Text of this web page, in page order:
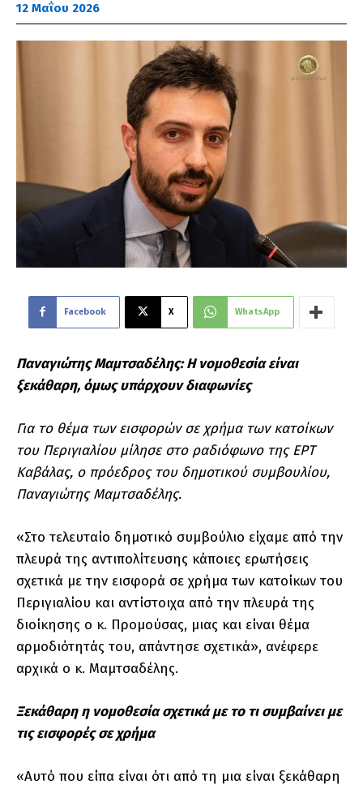
12 Μαΐου 2026
Facebook X WhatsApp
Παναγιώτης Μαμτσαδέλης: Η νομοθεσία είναι
ξεκάθαρη, όμως υπάρχουν διαφωνίες
Για το θέμα των εισφορών σε χρήμα των κατοίκων
του Περιγιαλίου μίλησε στο ραδιόφωνο της ΕΡΤ
Καβάλας, ο πρόεδρος του δημοτικού συμβουλίου,
Παναγιώτης Μαμτσαδέλης.
«Στο τελευταίο δημοτικό συμβούλιο είχαμε από την
πλευρά της αντιπολίτευσης κάποιες ερωτήσεις
σχετικά με την εισφορά σε χρήμα των κατοίκων του
Περιγιαλίου και αντίστοιχα από την πλευρά της
διοίκησης ο κ. Προμούσας, μιας και είναι θέμα
αρμοδιότητάς του, απάντησε σχετικά», ανέφερε
αρχικά ο κ. Μαμτσαδέλης.
Ξεκάθαρη η νομοθεσία σχετικά με το τι συμβαίνει με
τις εισφορές σε χρήμα
«Αυτό που είπα είναι ότι από τη μια είναι ξεκάθαρη